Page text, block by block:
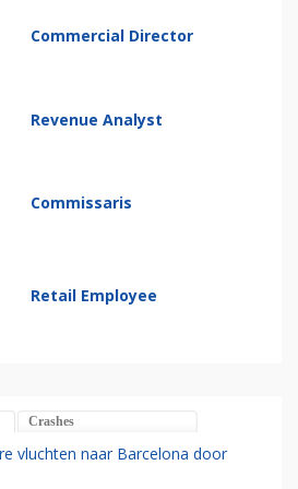
Commercial Director
Revenue Analyst
Commissaris
Retail Employee
Crashes
vluchten naar Barcelona door